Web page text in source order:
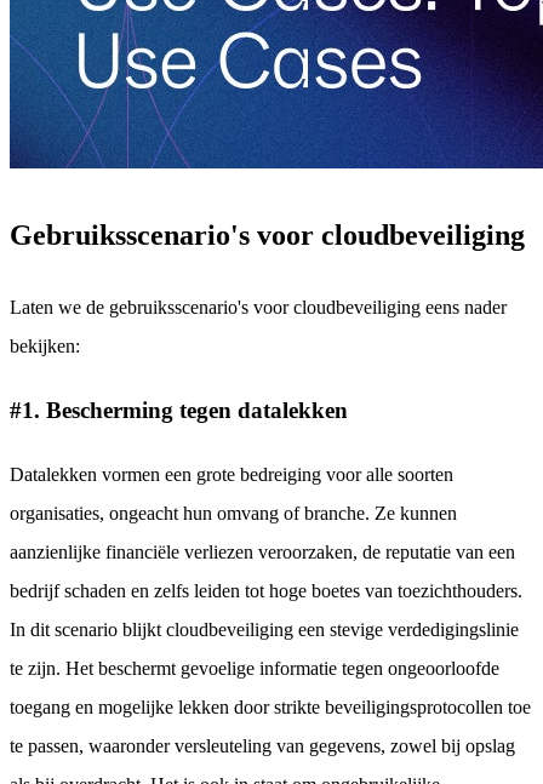
Gebruiksscenario's voor cloudbeveiliging
Laten we de gebruiksscenario's voor cloudbeveiliging eens nader
bekijken:
#1. Bescherming tegen datalekken
Datalekken vormen een grote bedreiging voor alle soorten
organisaties, ongeacht hun omvang of branche. Ze kunnen
aanzienlijke financiële verliezen veroorzaken, de reputatie van een
bedrijf schaden en zelfs leiden tot hoge boetes van toezichthouders.
In dit scenario blijkt cloudbeveiliging een stevige verdedigingslinie
te zijn. Het beschermt gevoelige informatie tegen ongeoorloofde
toegang en mogelijke lekken door strikte beveiligingsprotocollen toe
te passen, waaronder versleuteling van gegevens, zowel bij opslag